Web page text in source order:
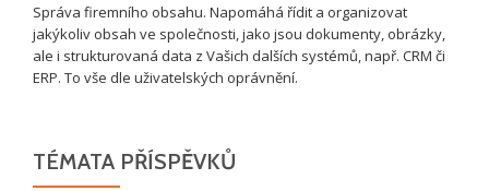
Správa firemního obsahu. Napomáhá řídit a organizovat
jakýkoliv obsah ve společnosti, jako jsou dokumenty, obrázky,
ale i strukturovaná data z Vašich dalších systémů, např. CRM či
ERP. To vše dle uživatelských oprávnění.
TÉMATA PŘÍSPĚVKŮ